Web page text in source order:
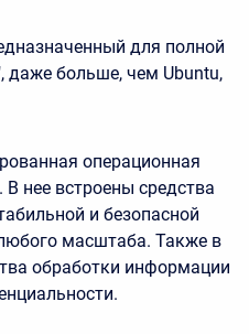
для полной
даже больше, чем Ubuntu,
операционная
нее встроены средства
и безопасной
масштаба. Также в
обработки информации